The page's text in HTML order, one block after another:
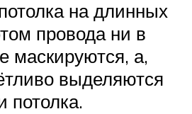
на длинных
провода ни в
маскируются, а,
выделяются
потолка.